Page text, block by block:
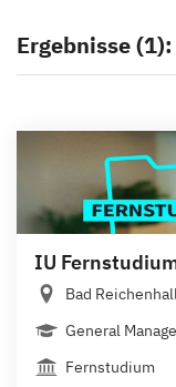
Ergebnisse (1):
IU
Bad
General
Fernstudium